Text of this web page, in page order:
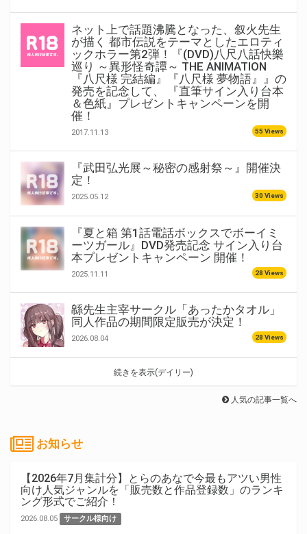
ネット上で話題沸騰となった、叙火先生
が描く 都市伝説をテーマとしたエロティ
ックホラー第2弾！『(DVD)八尺八話快樂
巡り ～異形怪奇譚～ THE ANIMATION
『八尺様 完結編』『八尺様 夢物語』』の
発売を記念して、 『直筆サイン入り台本
＆色紙』プレゼントキャンペーンを開
催！
2017.11.13 55 Views
『武田弘光展～秘密の感射祭～』開催決
定！
2025.05.12 30 Views
『夏と箱 第1話電話ボックスでボーイミ
ーツガール』DVD発売記念 サイン入り台
本プレゼントキャンペーン 開催！
2025.11.11 28 Views
緜先生主宰サークル「あったかタオル」
同人作品の期間限定販売が決定！
2026.08.04 28 Views
続きを表示(デイリー)
人気の記事一覧へ
お知らせ
【2026年7月集計分】とらのあなで今最もアツい男性
向け人気ジャンルを「販売数と作品登録数」のランキ
ング形式でご紹介！
2026.08.05 サークル様向け